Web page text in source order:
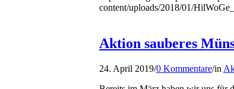
content/uploads/2018/01/
Aktion sauberes
24. April 2019/0 Kommentare/in